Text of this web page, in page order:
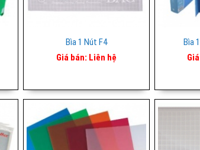
Bìa 1 Nút F4
Giá bán: Liên hệ
Bìa